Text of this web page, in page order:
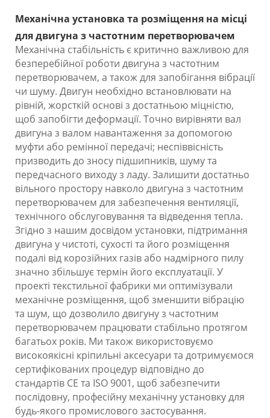
Механічна установка та розміщення на місці
для двигуна з частотним перетворювачем
Механічна стабільність є критично важливою для
безперебійної роботи двигуна з частотним
перетворювачем, а також для запобігання вібрації
чи шуму. Двигун необхідно встановлювати на
рівній, жорсткій основі з достатньою міцністю,
щоб запобігти деформації. Точно вирівняти вал
двигуна з валом навантаження за допомогою
муфти або ремінної передачі; неспіввісність
призводить до зносу підшипників, шуму та
передчасного виходу з ладу. Залишити достатньо
вільного простору навколо двигуна з частотним
перетворювачем для забезпечення вентиляції,
технічного обслуговування та відведення тепла.
Згідно з нашим досвідом установки, підтримання
двигуна у чистоті, сухості та його розміщення
подалі від корозійних газів або надмірного пилу
значно збільшує термін його експлуатації. У
проекті текстильної фабрики ми оптимізували
механічне розміщення, щоб зменшити вібрацію
та шум, що дозволило двигуну з частотним
перетворювачем працювати стабільно протягом
багатьох років. Ми також використовуємо
високоякісні кріпильні аксесуари та дотримуємося
сертифікованих процедур відповідно до
стандартів CE та ISO 9001, щоб забезпечити
послідовну, професійну механічну установку для
будь-якого промислового застосування.